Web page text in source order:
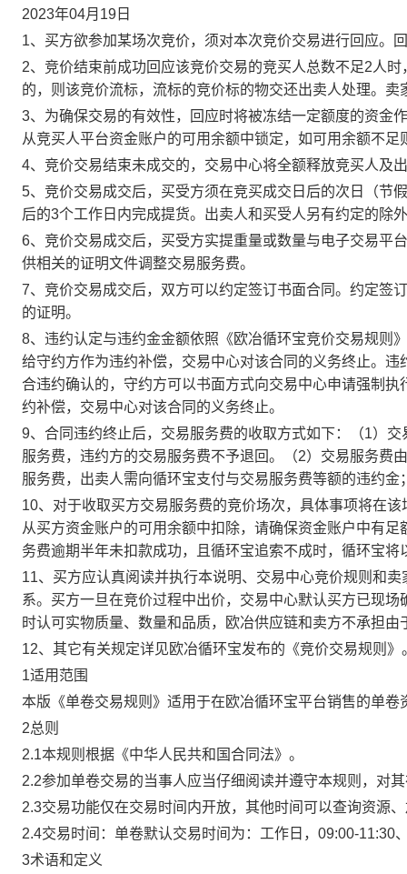
2023年04月19日
1、买方欲参加某场次竞价，须对本次竞价交易进行回应。
2、竞价结束前成功回应该竞价交易的竞买人总数不足2人
的，则该竞价流标，流标的竞价标的物交还出卖人处理。
3、为确保交易的有效性，回应时将被冻结一定额度的资金
从竞买人平台资金账户的可用余额中锁定，如可用余额不足
4、竞价交易结束未成交的，交易中心将全额释放竞买人及
5、竞价交易成交后，买受方须在竞买成交日后的次日（节
后的3个工作日内完成提货。出卖人和买受人另有约定的除
6、竞价交易成交后，买受方实提重量或数量与电子交易平
供相关的证明文件调整交易服务费。
7、竞价交易成交后，双方可以约定签订书面合同。约定签
的证明。
8、违约认定与违约金金额依照《欧冶循环宝竞价交易规则
给守约方作为违约补偿，交易中心对该合同的义务终止。
合违约确认的，守约方可以书面方式向交易中心申请强制
约补偿，交易中心对该合同的义务终止。
9、合同违约终止后，交易服务费的收取方式如下：（1）
服务费，违约方的交易服务费不予退回。（2）交易服务费
服务费，出卖人需向循环宝支付与交易服务费等额的违约
10、对于收取买方交易服务费的竞价场次，具体事项将在
从买方资金账户的可用余额中扣除，请确保资金账户中有
务费逾期半年未扣款成功，且循环宝追索不成时，循环宝将
11、买方应认真阅读并执行本说明、交易中心竞价规则和
系。买方一旦在竞价过程中出价，交易中心默认买方已现
时认可实物质量、数量和品质，欧冶供应链和卖方不承担由
12、其它有关规定详见欧冶循环宝发布的《竞价交易规则》
1适用范围
本版《单卷交易规则》适用于在欧冶循环宝平台销售的单卷
2总则
2.1本规则根据《中华人民共和国合同法》。
2.2参加单卷交易的当事人应当仔细阅读并遵守本规则，对
2.3交易功能仅在交易时间内开放，其他时间可以查询资源
2.4交易时间：单卷默认交易时间为：工作日，09:00-11:30
3术语和定义